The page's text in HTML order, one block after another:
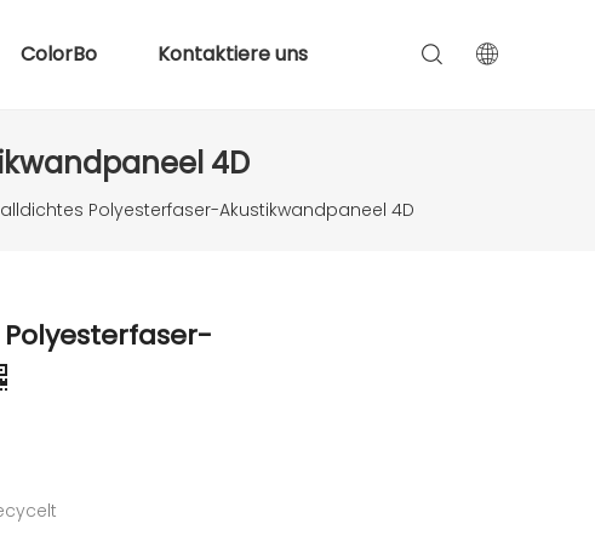
ColorBo Kontaktiere uns
4D
Polyesterfaser-Akustikwandpaneel 4D
Polyesterfaser-